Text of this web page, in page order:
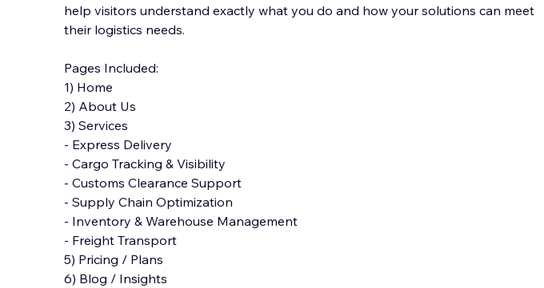
help visitors understand exactly what you do and how your solutions can meet
their logistics needs.
Pages Included:
1) Home
2) About Us
3) Services
- Express Delivery
- Cargo Tracking & Visibility
- Customs Clearance Support
- Supply Chain Optimization
- Inventory & Warehouse Management
- Freight Transport
5) Pricing / Plans
6) Blog / Insights